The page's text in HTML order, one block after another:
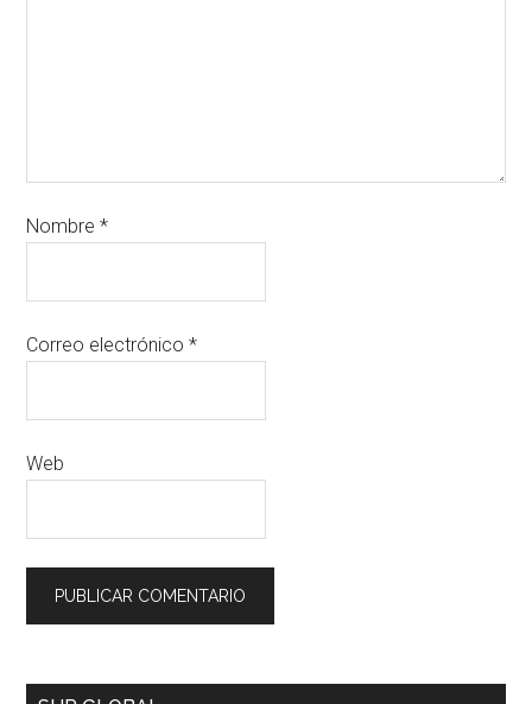
Nombre*
Correo electrónico*
Web